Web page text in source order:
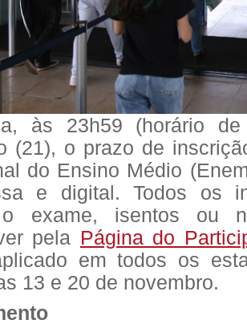
às 23h59 (horário
(21), o prazo de
do Ensino Médio
e digital. Todos os
exame, isentos ou
pela Página do
em todos os
13 e 20 de novembro.